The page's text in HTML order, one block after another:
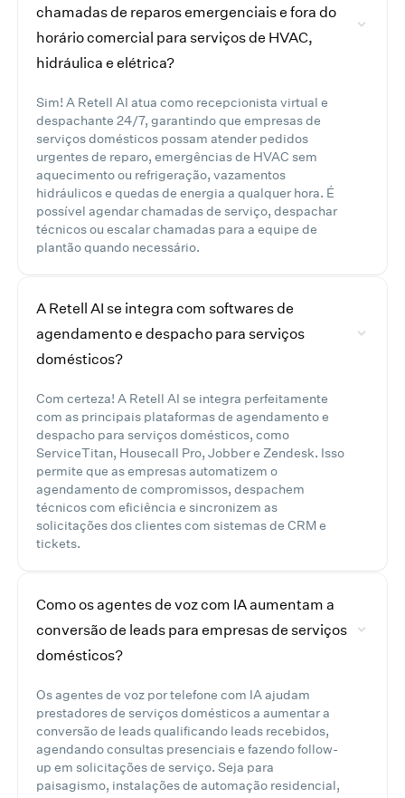
chamadas de reparos emergenciais e fora do
horário comercial para serviços de HVAC,
hidráulica e elétrica?
Sim! A Retell AI atua como recepcionista virtual e
despachante 24/7, garantindo que empresas de
serviços domésticos possam atender pedidos
urgentes de reparo, emergências de HVAC sem
aquecimento ou refrigeração, vazamentos
hidráulicos e quedas de energia a qualquer hora. É
possível agendar chamadas de serviço, despachar
técnicos ou escalar chamadas para a equipe de
plantão quando necessário.
A Retell AI se integra com softwares de
agendamento e despacho para serviços
domésticos?
Com certeza! A Retell AI se integra perfeitamente
com as principais plataformas de agendamento e
despacho para serviços domésticos, como
ServiceTitan, Housecall Pro, Jobber e Zendesk. Isso
permite que as empresas automatizem o
agendamento de compromissos, despachem
técnicos com eficiência e sincronizem as
solicitações dos clientes com sistemas de CRM e
tickets.
Como os agentes de voz com IA aumentam a
conversão de leads para empresas de serviços
domésticos?
Os agentes de voz por telefone com IA ajudam
prestadores de serviços domésticos a aumentar a
conversão de leads qualificando leads recebidos,
agendando consultas presenciais e fazendo follow-
up em solicitações de serviço. Seja para
paisagismo, instalações de automação residencial,